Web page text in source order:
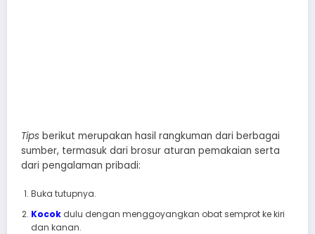
Tips berikut merupakan hasil rangkuman dari berbagai
sumber, termasuk dari brosur aturan pemakaian serta
dari pengalaman pribadi:
Buka tutupnya.
Kocokdulu dengan menggoyangkan obat semprot ke kiri
dan kanan.